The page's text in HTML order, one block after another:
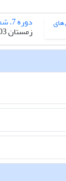
دوره 7، شماره 4
زمستان 1403